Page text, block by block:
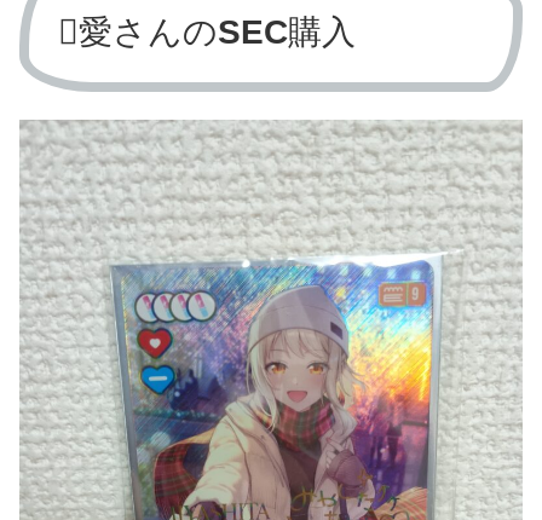
🪎愛さんのSEC購入